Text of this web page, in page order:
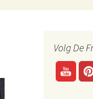
Volg De